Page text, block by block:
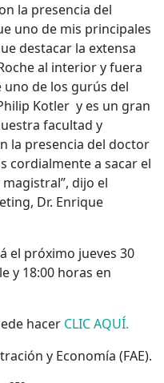
la presencia del
uno de mis principales
destacar la extensa
al interior y fuera
uno de los gurús del
Kotler y es un gran
facultad y
la presencia del doctor
cordialmente a sacar el
dijo el
Dr. Enrique
el próximo jueves 30
y 18:00 horas en
hacer CLIC AQUÍ.
y Economía (FAE).